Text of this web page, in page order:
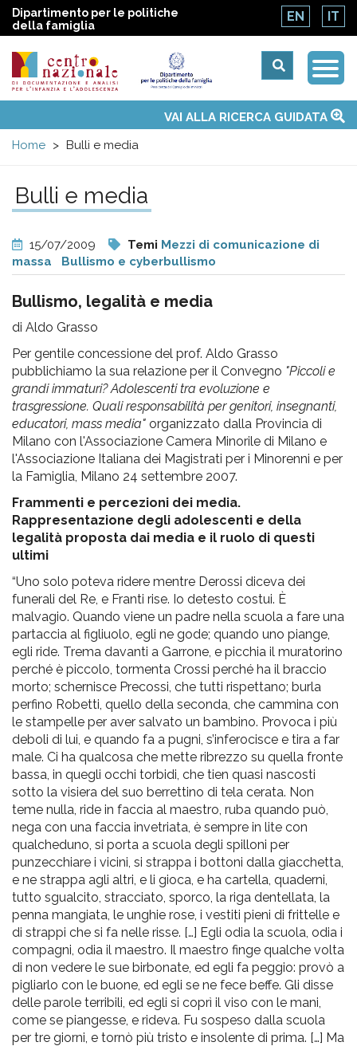
Dipartimento per le politiche
della famiglia
EN IT
Centro
nazionale
di
Documentazione
e
analisi
pr
l'infanzia
e
l'adolescenza
menu
Temi
Attività
Convenzione ONUVAI ALLA RICERCA GUIDATA
Home
Bulli e media
Bulli e media
15/07/2009 Temi Mezzi di comunicazione di
massa
Bullismo e cyberbullismo
Bullismo, legalità e media
di Aldo Grasso
Per gentile concessione del prof. Aldo Grasso
pubblichiamo la sua relazione per il Convegno "Piccoli e
grandi immaturi? Adolescenti tra evoluzione e
trasgressione. Quali responsabilità per genitori, insegnanti,
educatori, mass media" organizzato dalla Provincia di
Milano con l'Associazione Camera Minorile di Milano e
l'Associazione Italiana dei Magistrati per i Minorenni e per
la Famiglia, Milano 24 settembre 2007.
Frammenti e percezioni dei media.
Rappresentazione degli adolescenti e della
legalità proposta dai media e il ruolo di questi
ultimi
“Uno solo poteva ridere mentre Derossi diceva dei
funerali del Re, e Franti rise. Io detesto costui. È
malvagio. Quando viene un padre nella scuola a fare una
partaccia al figliuolo, egli ne gode; quando uno piange,
egli ride. Trema davanti a Garrone, e picchia il muratorino
perché è piccolo, tormenta Crossi perché ha il braccio
morto; schernisce Precossi, che tutti rispettano; burla
perfino Robetti, quello della seconda, che cammina con
le stampelle per aver salvato un bambino. Provoca i più
deboli di lui, e quando fa a pugni, s’inferocisce e tira a far
male. Ci ha qualcosa che mette ribrezzo su quella fronte
bassa, in quegli occhi torbidi, che tien quasi nascosti
sotto la visiera del suo berrettino di tela cerata. Non
teme nulla, ride in faccia al maestro, ruba quando può,
nega con una faccia invetriata, è sempre in lite con
qualcheduno, si porta a scuola degli spilloni per
punzecchiare i vicini, si strappa i bottoni dalla giacchetta,
e ne strappa agli altri, e li gioca, e ha cartella, quaderni,
tutto sgualcito, stracciato, sporco, la riga dentellata, la
penna mangiata, le unghie rose, i vestiti pieni di frittelle e
di strappi che si fa nelle risse. […] Egli odia la scuola, odia i
compagni, odia il maestro. Il maestro finge qualche volta
di non vedere le sue birbonate, ed egli fa peggio: provò a
pigliarlo con le buone, ed egli se ne fece beffe. Gli disse
delle parole terribili, ed egli si coprì il viso con le mani,
come se piangesse, e rideva. Fu sospeso dalla scuola
per tre giorni, e tornò più tristo e insolente di prima. […] Ma